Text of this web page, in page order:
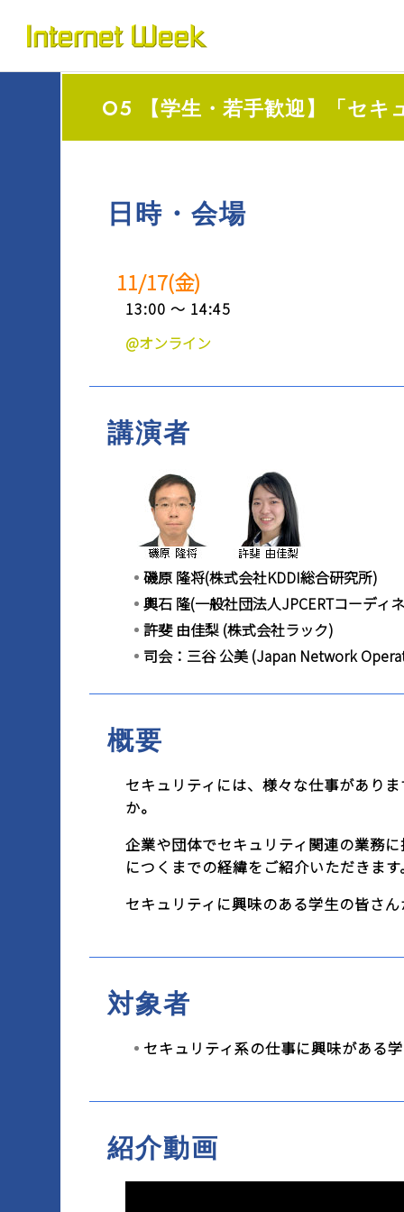
トップ
Internet Week とは
プログラム
BASICオンデマンド
マイページ
O5 【学生・若手歓迎】「セ
日時・会場
11/17(金)
13:00 ～ 14:45
@オンライン
講演者
磯原 隆将(株式会社KDDI総合研究所)
輿石 隆(一般社団法人JPCERTコーディ
許斐 由佳梨 (株式会社ラック)
司会：三谷 公美 (Japan Network
概要
セキュリティには、様々な仕事があり
か。
企業や団体でセキュリティ関連の業務
につくまでの経緯をご紹介いただきます
セキュリティに興味のある学生の皆さ
対象者
セキュリティ系の仕事に興味がある
紹介動画